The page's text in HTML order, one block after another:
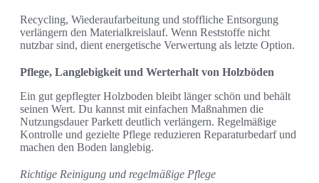
Recycling, Wiederaufarbeitung und stoffliche Entsorgung
verlängern den Materialkreislauf. Wenn Reststoffe nicht
nutzbar sind, dient energetische Verwertung als letzte Option.
Pflege, Langlebigkeit und Werterhalt von Holzböden
Ein gut gepflegter Holzboden bleibt länger schön und behält
seinen Wert. Du kannst mit einfachen Maßnahmen die
Nutzungsdauer Parkett deutlich verlängern. Regelmäßige
Kontrolle und gezielte Pflege reduzieren Reparaturbedarf und
machen den Boden langlebig.
Richtige Reinigung und regelmäßige Pflege